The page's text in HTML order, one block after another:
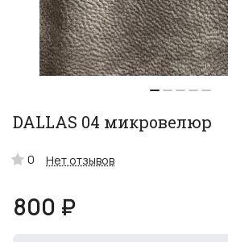
DALLAS 04 микровелюр
0 Нет отзывов
800 ₽